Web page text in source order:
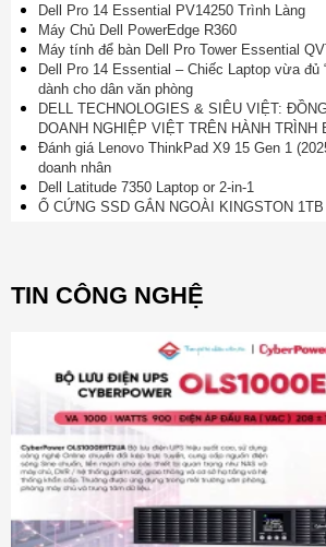
Dell Pro 14 Essential PV14250 Trình Làng
Máy Chủ Dell PowerEdge R360
Máy tính để bàn Dell Pro Tower Essential
Dell Pro 14 Essential – Chiếc Laptop vừa đủ
dành cho dân văn phòng
DELL TECHNOLOGIES & SIÊU VIỆT:
DOANH NGHIỆP VIỆT TRÊN HÀNH TRÌNH
Đánh giá Lenovo ThinkPad X9 15 Gen 1
doanh nhân
Dell Latitude 7350 Laptop or 2-in-1
Ổ CỨNG SSD GẮN NGOÀI KINGSTON
TIN CÔNG NGHỆ